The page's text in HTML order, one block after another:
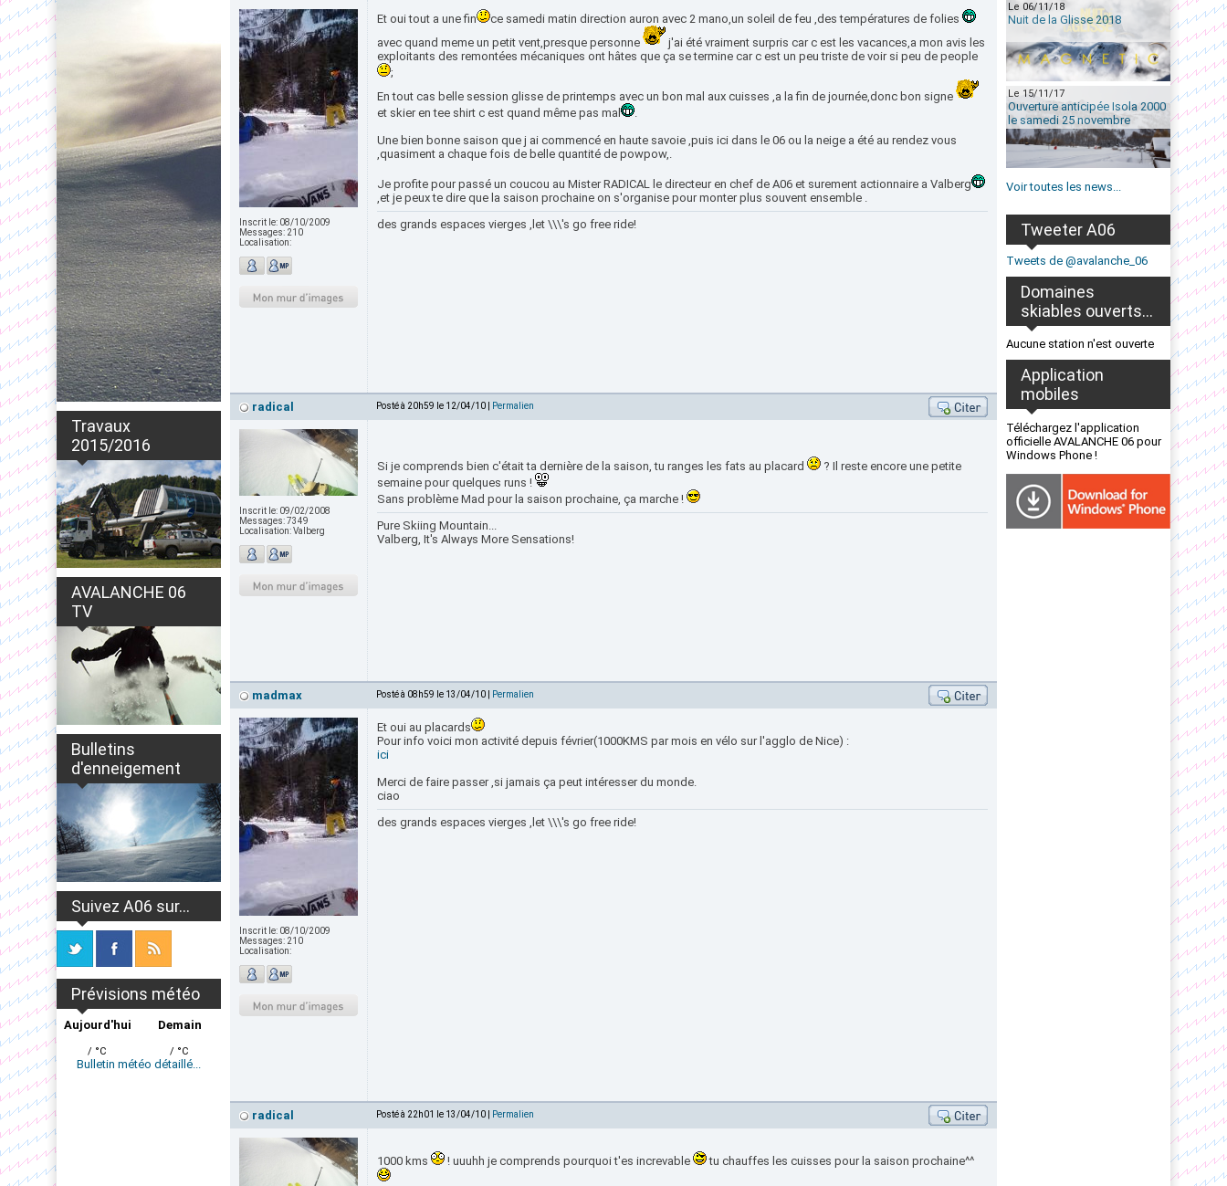
Travaux
2015/2016
AVALANCHE 06
TV
Bulletins
d'enneigement
Suivez A06 sur...
Prévisions météo
Aujourd'hui
/ °C
Demain
/ °C
Bulletin météo détaillé...
Inscrit le: 08/10/2009
Messages: 210
Localisation:
Et oui tout a une fin
ce samedi matin direction auron avec 2 mano,un soleil de feu ,des températures de folies
avec quand meme un petit vent,presque personne
j'ai été vraiment surpris car c est les vacances,a mon avis les
exploitants des remontées mécaniques ont hâtes que ça se termine car c est un peu triste de voir si peu de people
;
En tout cas belle session glisse de printemps avec un bon mal aux cuisses ,a la fin de journée,donc bon signe
et skier en tee shirt c est quand même pas mal
.
Une bien bonne saison que j ai commencé en haute savoie ,puis ici dans le 06 ou la neige a été au rendez vous
,quasiment a chaque fois de belle quantité de powpow,.
Je profite pour passé un coucou au Mister RADICAL le directeur en chef de A06 et surement actionnaire a Valberg
,et je peux te dire que la saison prochaine on s'organise pour monter plus souvent ensemble .
des grands espaces vierges ,let \\\'s go free ride!
radical Posté à 20h59 le 12/04/10 | Permalien
Inscrit le: 09/02/2008
Messages:7349
Localisation:Valberg
Si je comprends bien c'était ta dernière de la saison, tu ranges les fats au placard
? Il reste encore une petite
semaine pour quelques runs !
Sans problème Mad pour la saison prochaine, ça marche !
Pure Skiing Mountain...
Valberg, It's Always More Sensations!
madmax Posté à 08h59 le 13/04/10 | Permalien
Inscrit le: 08/10/2009
Messages: 210
Localisation:
Et oui au placards
Pour info voici mon activité depuis février(1000KMS par mois en vélo sur l'agglo de Nice) :
ici
Merci de faire passer ,si jamais ça peut intéresser du monde.
ciao
des grands espaces vierges ,let \\\'s go free ride!
radical Posté à 22h01 le 13/04/10 | Permalien
1000 kms ! uuuhh je comprends pourquoi t'es increvable tu chauffes les cuisses pour la saison prochaine^^
Le 06/11/18
Nuit de la Glisse 2018
Le 15/11/17
Ouverture anticipée Isola 2000
le samedi 25 novembre
Voir toutes les news...
Tweeter A06
Tweets de @avalanche_06
Domaines
skiables ouverts...
Aucune station n'est ouverte
Application
mobiles
Téléchargez l'application
officielle AVALANCHE 06 pour
Windows Phone !